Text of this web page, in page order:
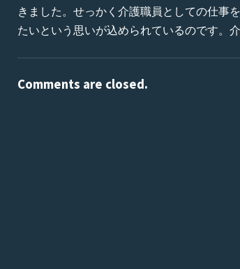
きました。せっかく介護職員としての仕事
たいという思いが込められているのです。
Comments are closed.